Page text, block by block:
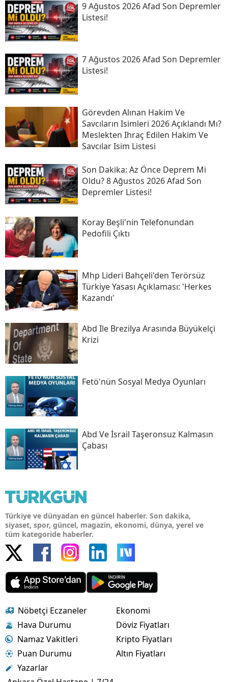
9 Ağustos 2026 Afad Son Depremler
Listesi!
7 Ağustos 2026 Afad Son Depremler
Listesi!
Görevden Alınan Hakim Ve
Savcıların Isimleri 2026 Açıklandı Mı?
Meslekten Ihraç Edilen Hakim Ve
Savcılar Isim Listesi
Son Daki̇ka: Az Önce Deprem Mi
Oldu? 8 Ağustos 2026 Afad Son
Depremler Listesi!
Koray Beşli'nin Telefonundan
Pedofili Çıktı
Mhp Lideri Bahçeli'den Terörsüz
Türkiye Yasası Açıklaması: 'herkes
Kazandı'
Abd Ile Brezilya Arasında Büyükelçi
Krizi
Fetö'nün Sosyal Medya Oyunları
Abd Ve İsrail Taşeronsuz Kalmasın
Çabası
Türkiye ve dünyadan en güncel haberler. Son dakika,
siyaset, spor, güncel, magazin, ekonomi, dünya, yerel ve
tüm kategoride haberler.
Nöbetçi Eczaneler
Hava Durumu
Namaz Vakitleri
Puan Durumu
Yazarlar
Ekonomi
Döviz Fiyatları
Kripto Fiyatları
Altın Fiyatları